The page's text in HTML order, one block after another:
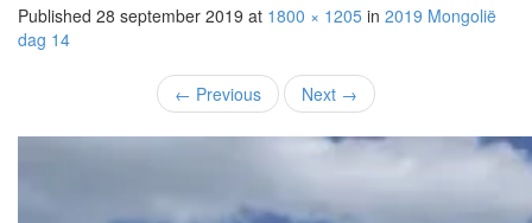
Published 28 september 2019 at 1800 × 1205 in 2019 Mongolië
dag 14
← Previous Next →